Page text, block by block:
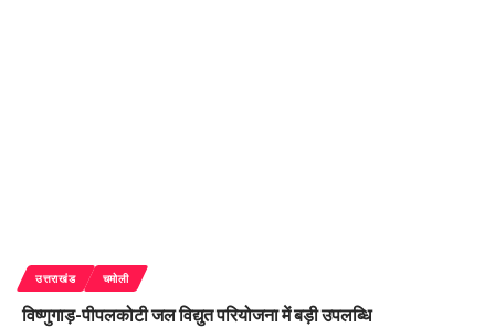
उत्तराखंड चमोली
विष्णुगाड़-पीपलकोटी जल विद्युत परियोजना में बड़ी उपलब्धि